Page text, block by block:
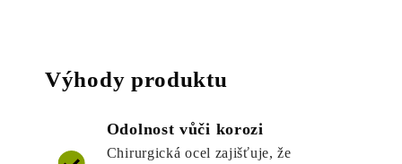
Výhody produktu
Odolnost vůči korozi
Chirurgická ocel zajišťuje, že